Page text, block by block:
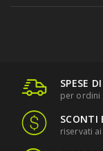
SPESE
per ordini
SCONTI
riservati